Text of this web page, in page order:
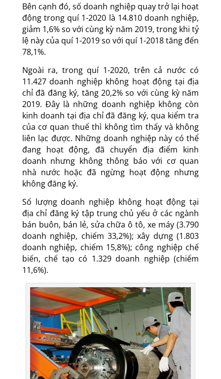
Bên cạnh đó, số doanh nghiệp quay trở lại hoạt
động trong quí 1-2020 là 14.810 doanh nghiệp,
giảm 1,6% so với cùng kỳ năm 2019, trong khi tỷ
lệ này của quí 1-2019 so với quí 1-2018 tăng đến
78,1%.
Ngoài ra, trong quí 1-2020, trên cả nước có
11.427 doanh nghiệp không hoạt động tại địa
chỉ đã đăng ký, tăng 20,2% so với cùng kỳ năm
2019. Đây là những doanh nghiệp không còn
kinh doanh tại địa chỉ đã đăng ký, qua kiểm tra
của cơ quan thuế thì không tìm thấy và không
liên lạc được. Những doanh nghiệp này có thể
đang hoạt động, đã chuyển địa điểm kinh
doanh nhưng không thông báo với cơ quan
nhà nước hoặc đã ngừng hoạt động nhưng
không đăng ký.
Số lượng doanh nghiệp không hoạt động tại
địa chỉ đăng ký tập trung chủ yếu ở các ngành
bán buôn, bán lẻ, sửa chữa ô tô, xe máy (3.790
doanh nghiệp, chiếm 33,2%); xây dựng (1.803
doanh nghiệp, chiếm 15,8%); công nghiệp chế
biến, chế tạo có 1.329 doanh nghiệp (chiếm
11,6%).